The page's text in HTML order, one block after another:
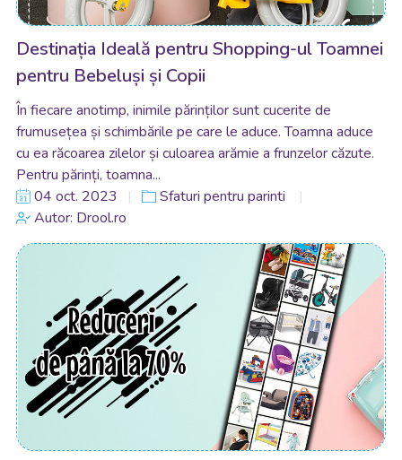
Destinația Ideală pentru Shopping-ul Toamnei
pentru Bebeluși și Copii
În fiecare anotimp, inimile părinților sunt cucerite de
frumusețea și schimbările pe care le aduce. Toamna aduce
cu ea răcoarea zilelor și culoarea arămie a frunzelor căzute.
Pentru părinți, toamna...
04 oct. 2023
Sfaturi pentru parinti
Autor: Drool.ro